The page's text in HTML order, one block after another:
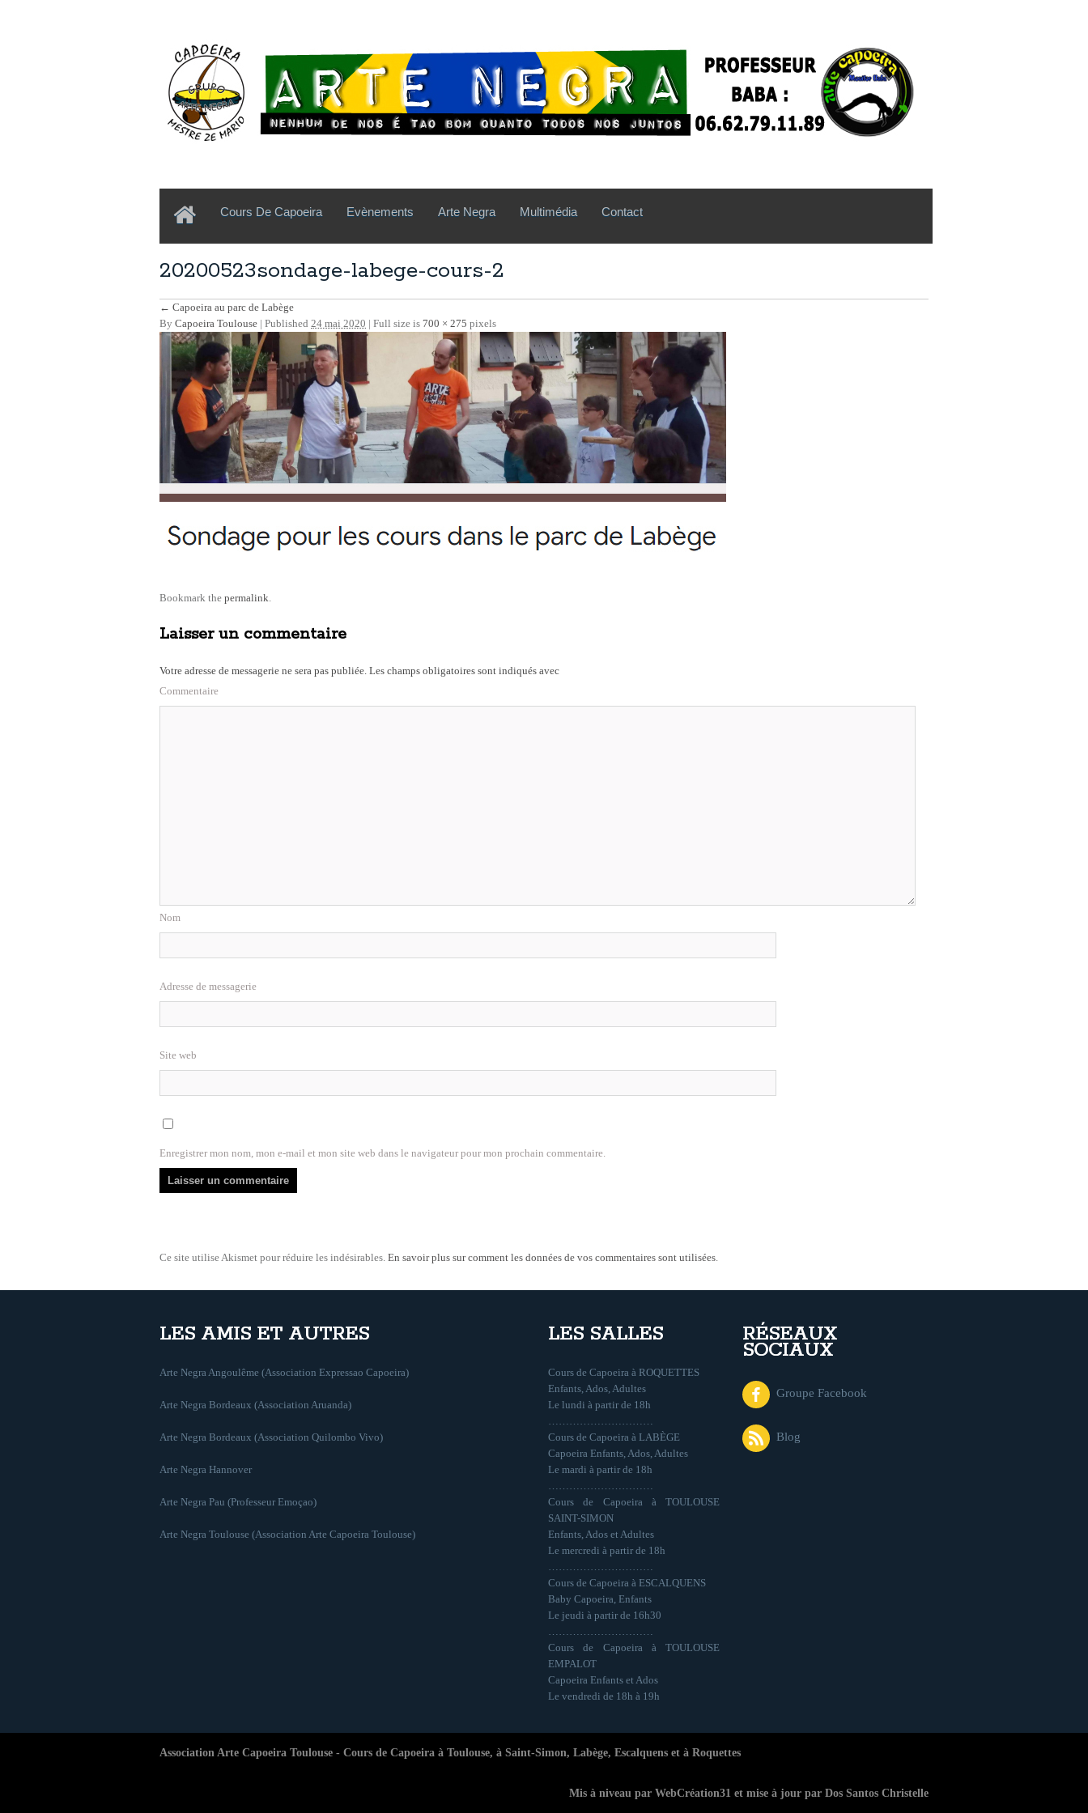
Cours De Capoeira Evènements Arte Negra Multimédia Contact
20200523sondage-labege-cours-2
← Capoeira au parc de Labège
By Capoeira Toulouse | Published 24 mai 2020 | Full size is 700 × 275 pixels
Bookmark the permalink.
Laisser un commentaire
Votre adresse de messagerie ne sera pas publiée. Les champs obligatoires sont indiqués avec
Commentaire
Nom
Adresse de messagerie
Site web
Enregistrer mon nom, mon e-mail et mon site web dans le navigateur pour mon prochain commentaire.
Ce site utilise Akismet pour réduire les indésirables. En savoir plus sur comment les données de vos commentaires sont utilisées.
LES AMIS ET AUTRES
Arte Negra Angoulême (Association Expressao Capoeira)
Arte Negra Bordeaux (Association Aruanda)
Arte Negra Bordeaux (Association Quilombo Vivo)
Arte Negra Hannover
Arte Negra Pau (Professeur Emoçao)
Arte Negra Toulouse (Association Arte Capoeira Toulouse)
LES SALLES
Cours de Capoeira à ROQUETTES
Enfants, Ados, Adultes
Le lundi à partir de 18h
…………………………
Cours de Capoeira à LABÈGE
Capoeira Enfants, Ados, Adultes
Le mardi à partir de 18h
…………………………
Cours de Capoeira à TOULOUSE
SAINT-SIMON
Enfants, Ados et Adultes
Le mercredi à partir de 18h
…………………………
Cours de Capoeira à ESCALQUENS
Baby Capoeira, Enfants
Le jeudi à partir de 16h30
…………………………
Cours de Capoeira à TOULOUSE
EMPALOT
Capoeira Enfants et Ados
Le vendredi de 18h à 19h
RÉSEAUX
SOCIAUX
Groupe Facebook
Blog
Association Arte Capoeira Toulouse - Cours de Capoeira à Toulouse, à Saint-Simon, Labège, Escalquens et à Roquettes
Mis à niveau par WebCréation31 et mise à jour par Dos Santos Christelle